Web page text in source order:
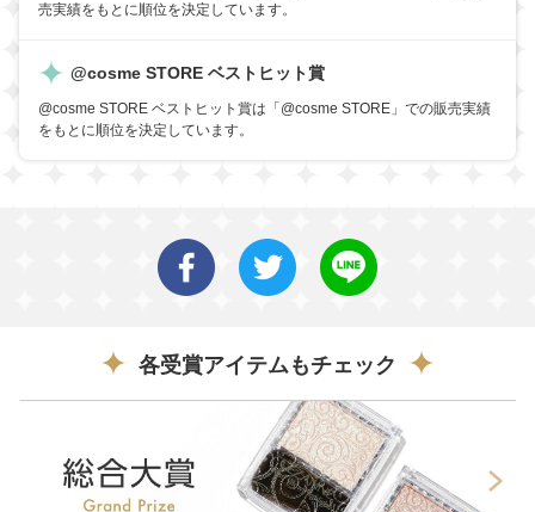
売実績をもとに順位を決定しています。
@cosme STORE ベストヒット賞
@cosme STORE ベストヒット賞は「@cosme STORE」での販売実績
をもとに順位を決定しています。
各受賞アイテムもチェック